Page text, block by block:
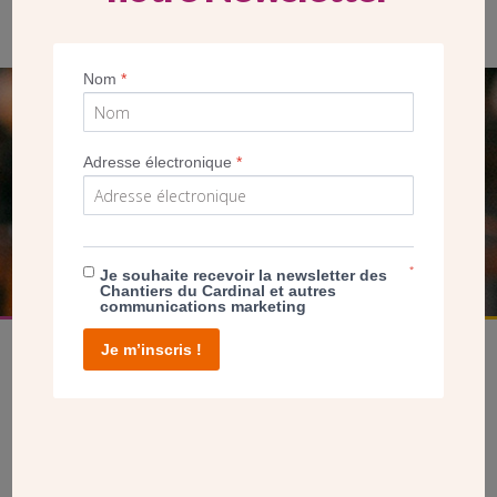
14 février 2016, consécration de l’église Saint-Pierre
SEUL VOTRE DON
NOUS PERMET D’AGIR
FAIRE UN DON
Nom*
Adresse électronique*
Je souhaite recevoir la newsletter des
Chantiers du Cardinal et autres
communications marketing
*
Je m’inscris !